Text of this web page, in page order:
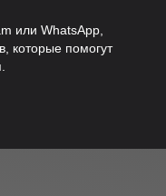
или WhatsApp,
которые помогут